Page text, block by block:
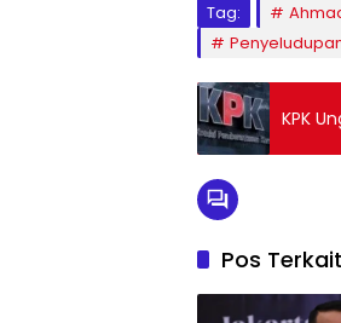
Tag:
KPK
Pos Terkait